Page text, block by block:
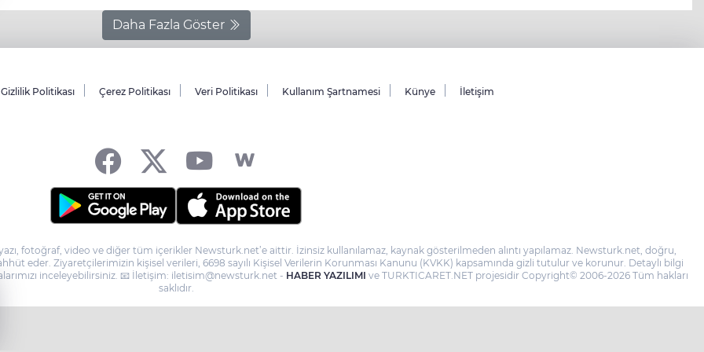
Daha Fazla Göster
Gizlilik Politikası Çerez Politikası Veri Politikası Kullanım Şartnamesi Künye İletişim
fotoğraf, video ve diğer tüm içerikler Newsturk.net’e aittir. İzinsiz kullanılamaz, kaynak gösterilmeden alıntı yapılamaz. Newsturk.net, doğru,
eder. Ziyaretçilerimizin kişisel verileri, 6698 sayılı Kişisel Verilerin Korunması Kanunu (KVKK) kapsamında gizli tutulur ve korunur. Detaylı bilgi
inceleyebilirsiniz. 📧 İletişim: iletisim@newsturk.net - HABER YAZILIMI ve TURKTICARET.NET projesidir Copyright© 2006-2026 Tüm hakları
saklıdır.